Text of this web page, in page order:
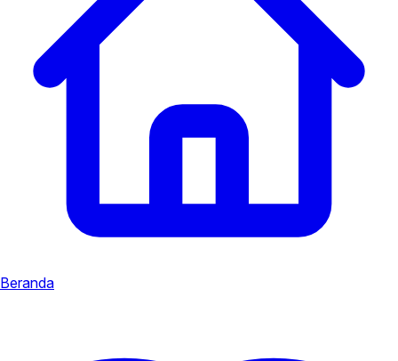
Beranda